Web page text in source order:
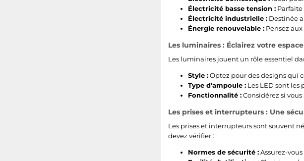
Électricité basse tension :
Électricité industrielle : Destinée
Énergie renouvelable : Pensez
Les luminaires : Éclairez votre
Les luminaires jouent un rôle essentiel
Style :Optez pour des designs qui
Type d'ampoule : Les LED sont
Fonctionnalité :Considérez si
Les prises et interrupteurs : Une
Les prises et interrupteurs sont souvent
devez vérifier :
Normes de sécurité :Assurez-